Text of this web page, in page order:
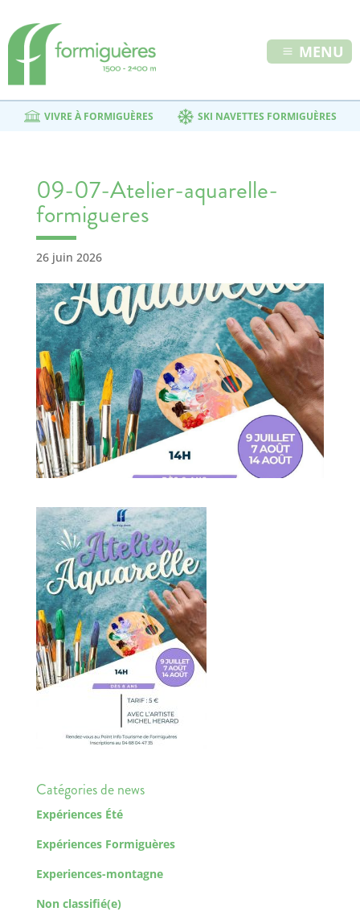
MENU
VIVRE À FORMIGUÈRES SKI NAVETTES FORMIGUÈRES
09-07-Atelier-aquarelle-
formigueres
26 juin 2026
Catégories de news
Expériences Été
Expériences Formiguères
Experiences-montagne
Non classifié(e)